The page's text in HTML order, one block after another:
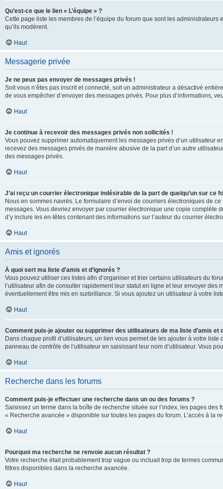
Qu’est-ce que le lien « L’équipe » ?
Cette page liste les membres de l’équipe du forum que sont les
qu’ils modèrent.
Haut
Messagerie privée
Je ne peux pas envoyer de messages privés !
Soit vous n’êtes pas inscrit et connecté, soit un administrateur a désactivé
de vous empêcher d’envoyer des messages privés. Pour plus d’informations,
Haut
Je continue à recevoir des messages privés non sollicités !
Vous pouvez supprimer automatiquement les messages privés d’un utilisateur
recevez des messages privés de manière abusive de la part d’un autre
des messages privés.
Haut
J’ai reçu un courrier électronique indésirable de la part de quelqu’un sur ce
Nous en sommes navrés. Le formulaire d’envoi de courriers électroniques de
messages. Vous devriez envoyer par courrier électronique une copie complète
d’y inclure les en-têtes contenant des informations sur l’auteur du courrier
Haut
Amis et ignorés
À quoi sert ma liste d’amis et d’ignorés ?
Vous pouvez utiliser ces listes afin d’organiser et trier certains utilisateurs du
l’utilisateur afin de consulter rapidement leur statut en ligne et leur envoyer
éventuellement être mis en surbrillance. Si vous ajoutez un utilisateur à votre
Haut
Comment puis-je ajouter ou supprimer des utilisateurs de ma liste d’amis et
Dans chaque profil d’utilisateurs, un lien vous permet de les ajouter à votre
panneau de contrôle de l’utilisateur en saisissant leur nom d’utilisateur. Vous
Haut
Recherche dans les forums
Comment puis-je effectuer une recherche dans un ou des forums ?
Saisissez un terme dans la boîte de recherche située sur l’index, les pages
« Recherche avancée » disponible sur toutes les pages du forum. L’accès à la
Haut
Pourquoi ma recherche ne renvoie aucun résultat ?
Votre recherche était probablement trop vague ou incluait trop de termes
filtres disponibles dans la recherche avancée.
Haut